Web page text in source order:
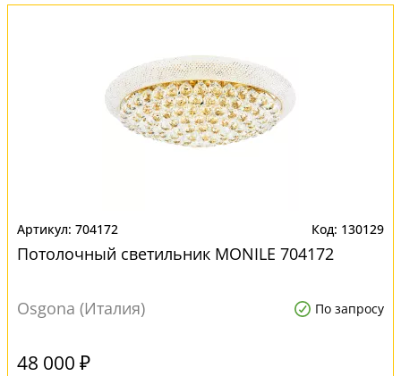
704172 130129
Потолочный светильник MONILE 704172
Osgona (Италия) По запросу
48 000 ₽